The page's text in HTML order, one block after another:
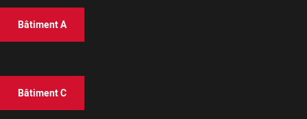
Bâtiment A
Bâtiment C